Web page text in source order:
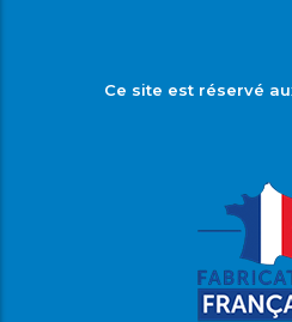
Ce site est réservé